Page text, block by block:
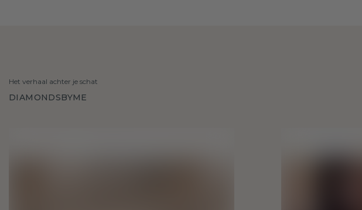
Het verhaal achter je schat
DIAMONDSBYME